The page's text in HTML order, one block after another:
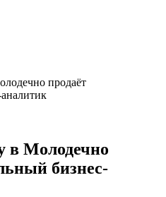
продаёт
в Молодечно
бизнес-